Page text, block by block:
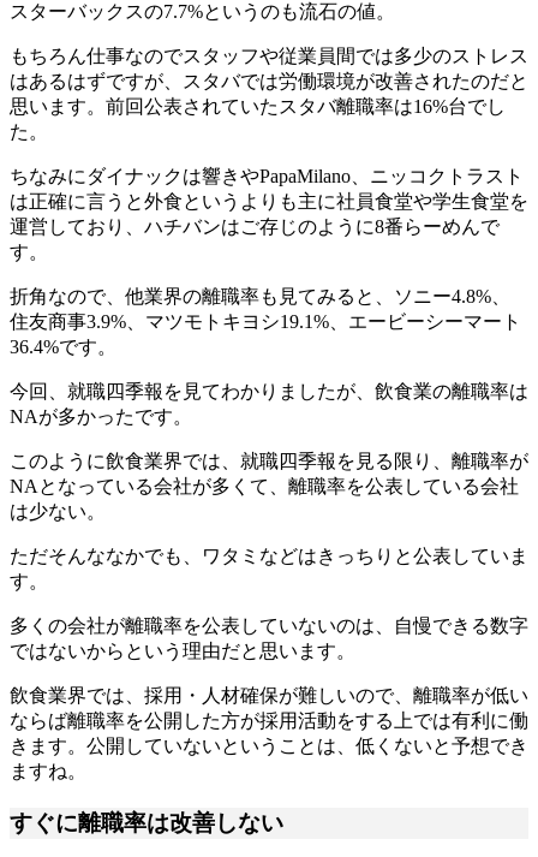
スターバックスの7.7%というのも流石の値。
もちろん仕事なのでスタッフや従業員間では多少のストレス
はあるはずですが、スタバでは労働環境が改善されたのだと
思います。前回公表されていたスタバ離職率は16%台でし
た。
ちなみにダイナックは響きやPapaMilano、ニッコクトラスト
は正確に言うと外食というよりも主に社員食堂や学生食堂を
運営しており、ハチバンはご存じのように8番らーめんで
す。
折角なので、他業界の離職率も見てみると、ソニー4.8%、
住友商事3.9%、マツモトキヨシ19.1%、エービーシーマート
36.4%です。
今回、就職四季報を見てわかりましたが、飲食業の離職率は
NAが多かったです。
このように飲食業界では、就職四季報を見る限り、離職率が
NAとなっている会社が多くて、離職率を公表している会社
は少ない。
ただそんななかでも、ワタミなどはきっちりと公表していま
す。
多くの会社が離職率を公表していないのは、自慢できる数字
ではないからという理由だと思います。
飲食業界では、採用・人材確保が難しいので、離職率が低い
ならば離職率を公開した方が採用活動をする上では有利に働
きます。公開していないということは、低くないと予想でき
ますね。
すぐに離職率は改善しない